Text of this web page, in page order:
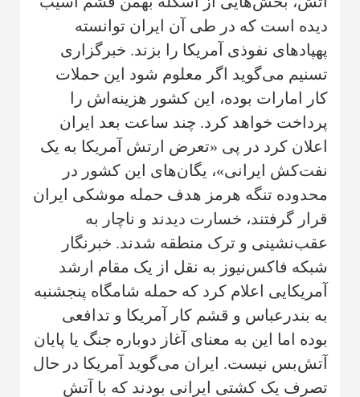
دیده است که در طی آن ایران توانسته
پهپادهای نفوذی آمریکا را بزند. خبرگزاری
تسنیم می‌گوید اگر معلوم شود این حملات
کار امارات بوده، این کشور هزینه‌اش را
پرداخت خواهد کرد. چند ساعت بعد ایران
اعلان کرد در پی «تعرض ارتش آمریکا به یک
نفت‌کش ایرانی»، یگان‌های این کشور در
محدوده تنگه هرمز هدف حمله موشکی ایران
قرار گرفتند، خسارت دیدند و ناچار به
عقب‌نشینی و ترک منطقه شدند. خبرنگار
شبکه فاکس‌نیوز به نقل از یک مقام ارشد
آمریکایی اعلام کرد که حمله شامگاه پنجشنبه
به بندرعباس و قشم کار آمریکا و تدافعی
بوده اما این به معنای آغاز دوباره جنگ یا پایان
آتش‌بس نیست. ایران می‌گوید آمریکا در حال
تصرف یک کشتی ایرانی بودند که با آتش